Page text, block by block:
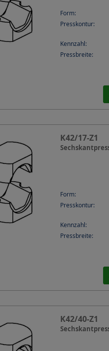
Form:
Presskontur:
Kennzahl:
Pressbreite:
K42/17-Z1
Form:
Presskontur:
Kennzahl:
Pressbreite:
K42/40-Z1